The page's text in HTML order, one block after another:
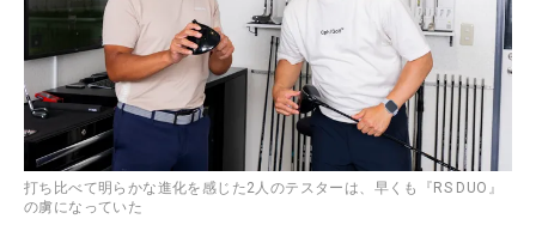
打ち比べて明らかな進化を感じた2人のテスターは、早くも『RS DUO』
の虜になっていた